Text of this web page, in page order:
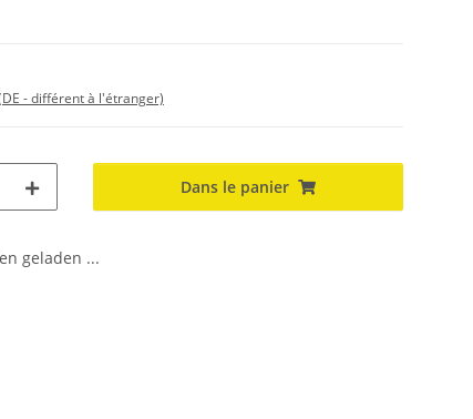
- différent à l'étranger)
Dans le panier
geladen ...